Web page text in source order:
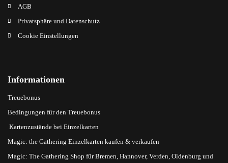
AGB
Privatsphäre und Datenschutz
Cookie Einstellungen
Informationen
Treuebonus
Bedingungen für den Treuebonus
Kartenzustände bei Einzelkarten
Magic: the Gathering Einzelkarten kaufen & verkaufen
Magic: The Gathering Shop für Bremen, Hannover, Verden, Oldenburg und